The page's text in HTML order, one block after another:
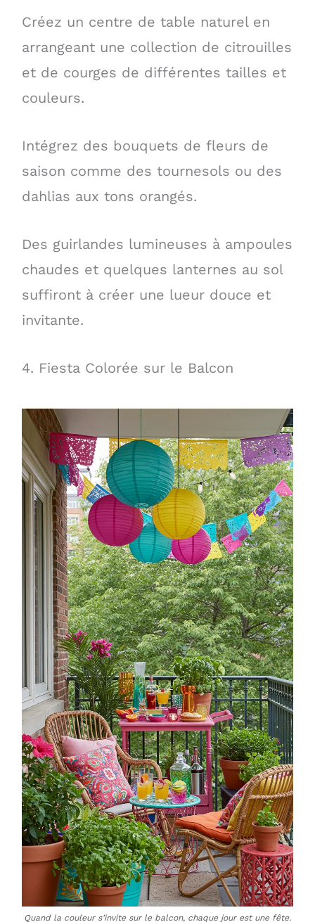
Créez un centre de table naturel en
arrangeant une collection de citrouilles
et de courges de différentes tailles et
couleurs.
Intégrez des bouquets de fleurs de
saison comme des tournesols ou des
dahlias aux tons orangés.
Des guirlandes lumineuses à ampoules
chaudes et quelques lanternes au sol
suffiront à créer une lueur douce et
invitante.
4. Fiesta Colorée sur le Balcon
Quand la couleur s’invite sur le balcon, chaque jour est une fête.